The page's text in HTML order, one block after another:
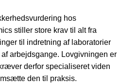
hos
stiller store krav til alt fra
til indretning af laboratorier
arbejdsgange. Lovgivningen er
derfor specialiseret viden
den til praksis.